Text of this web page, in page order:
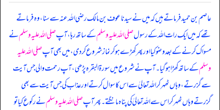
عاصم بن حمید فرماتے ہیں کہ میں نے سیدنا عوف بن مالک رضی اللہ عنہ سے سنا، وہ فرماتے
تھے کہ میں ایک رات اللہ کے رسولصلی اللہ علیہ وسلمکے ساتھ رہا، آپصلی اللہ علیہ وسلمنے
مسواک کرنے کے بعد وضو کیا اور پھر کھڑے ہو کر نماز شروع کر دی، میں بھی آپصلی اللہ علیہ
وسلمکے ساتھ کھڑا ہو گیا۔ آپ نے شروع میں سورۃ البقرہ پڑھی، آپ رحمت والی جس آیت
سے گزرتے، وہاں ٹھہر کر اللہ تعالیٰ سے اس کا سوال کرتے اور عذاب کی جس آیت سے بھی
گزرتے وہاں ٹھہر کر اس سے اللہ تعالیٰ کی پناہ مانگتے۔ پھر آپصلی اللہ علیہ وسلمنے رکوع کیا تو